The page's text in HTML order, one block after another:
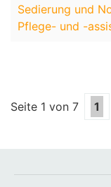
Sedierung und
Pflege- und -
Seite 1 von 7 1